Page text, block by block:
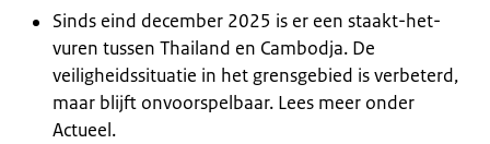
Sinds eind december 2025 is er een staakt-het-
vuren tussen Thailand en Cambodja. De
veiligheidssituatie in het grensgebied is verbeterd,
maar blijft onvoorspelbaar. Lees meer onder
Actueel.